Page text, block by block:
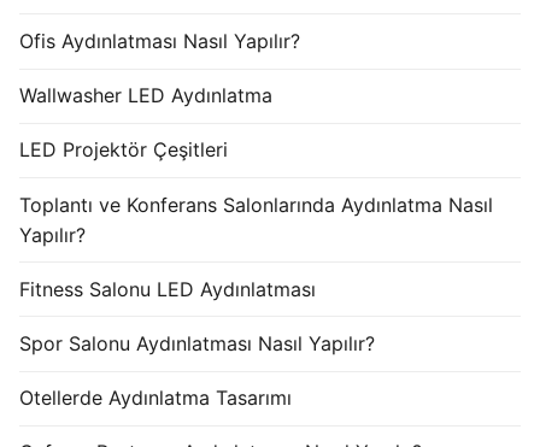
Ofis Aydınlatması Nasıl Yapılır?
Wallwasher LED Aydınlatma
LED Projektör Çeşitleri
Toplantı ve Konferans Salonlarında Aydınlatma Nasıl
Yapılır?
Fitness Salonu LED Aydınlatması
Spor Salonu Aydınlatması Nasıl Yapılır?
Otellerde Aydınlatma Tasarımı